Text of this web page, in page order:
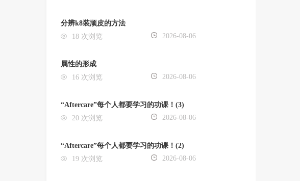
分辨k8装顽皮的方法
18 次浏览
2026-08-06
属性的形成
16 次浏览
2026-08-06
“Aftercare”每个人都要学习的功课！(3)
20 次浏览
2026-08-06
“Aftercare”每个人都要学习的功课！(2)
19 次浏览
2026-08-06